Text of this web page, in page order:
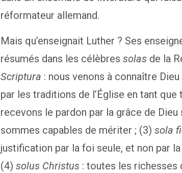
réformateur allemand.
Mais qu’enseignait Luther ? Ses
résumés dans les célèbres solas de la
Scriptura : nous venons à connaître
par les traditions de l’Église en tant que
recevons le pardon par la grâce de Dieu
sommes capables de mériter ; (3) sola
justification par la foi seule, et non par
(4) solus Christus : toutes les richesses